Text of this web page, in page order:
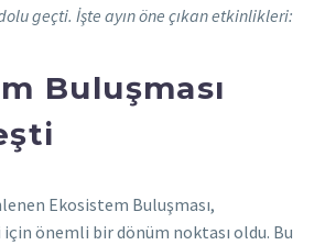
geçti. İşte ayın öne çıkan etkinlikleri:
Buluşması
Ekosistem Buluşması,
önemli bir dönüm noktası oldu. Bu